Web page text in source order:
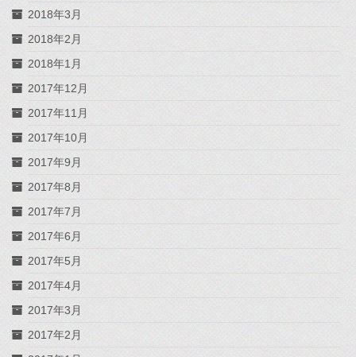
2018年3月
2018年2月
2018年1月
2017年12月
2017年11月
2017年10月
2017年9月
2017年8月
2017年7月
2017年6月
2017年5月
2017年4月
2017年3月
2017年2月